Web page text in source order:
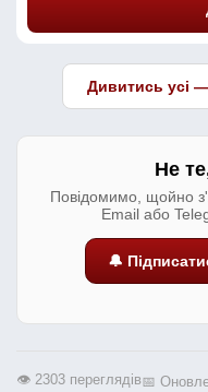
Дивитись усі
Не
Повідомимо, щойно
Email або
🔔
👁️ 2303 переглядів📅